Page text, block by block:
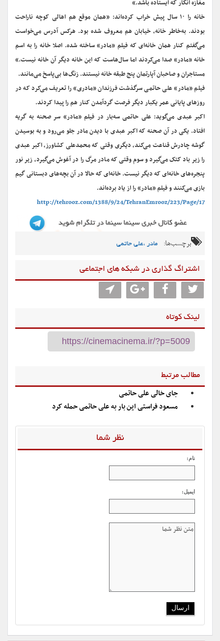
مغازه انگار که ایستاده باشد.»
خانه را ۱۰ سال پیش خراب کرده‌اند: «همان موقع هم اهالی کوچه ناراحت
بودند. به‌خاطر خانه، خیابان هم معروف شده بود. هرکس آدرس می‌خواست
می‌گفتم کنار همان خانه‌ای که فیلم «مادر» ساخته شده. اصلا خانه را به اسم
خانه «مادر» صدا می‌کردند اما سال‌هاست که این خانه دیگر آن خانه نیست.»
مستاجران و صاحبان آپارتمان پنج طبقه خانه نیستند. زنگ‌ها بی‌پاسخ می‌مانند.
فیلم «مادر» علی حاتمی سرگذشت فرزندان «مادری» را تعریف می‌کرد که در
روزهای پایانی عمر یکبار دیگر فرصت گردآمدن کنار هم را پیدا کردند.
اکبر عبدی می‌گوید: علی حاتمی سه‌بار در فیلم «مادر» سر صحنه به گریه
افتاد. یکی در آن صحنه که اکبر عبدی با دیدن مادر جلو می‌رود و به بوسیدن
گوشه چادرش قناعت می‌کند، دیگری وقتی که محمدعلی کشاورز، اکبر عبدی
را زیر باد کتک می‌گیرد و سوم وقتی که مادر مرگ را در آغوش می‌گیرد، زیر نور
پنجره‌های خانه‌ای که دیگر نیست. خانه‌ای که حالا در آن بچه‌های دبستانی گیم
بازی می‌کنند و فیلم «مادر» را از یاد برده‌اند.
http://tehrooz.com/1388/9/24/TehranEmrooz/223/Page/17
برچسب‌ها: مادر ،علی حاتمی
اشتراگ گذاری در شبکه های اجتماعی
لینک کوتاه
مطالب مرتبط
جای خالی علی حاتمی
مسعود فراستی این بار به علی حاتمی حمله کرد
نظر شما
نام:
ایمیل: